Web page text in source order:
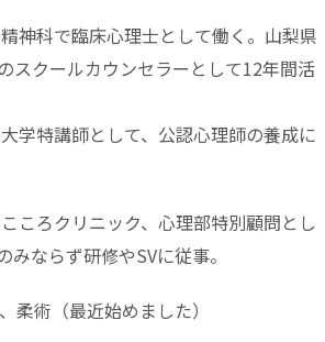
神科で臨床心理士として働く。山梨県
スクールカウンセラーとして12年間活
学特講師として、公認心理師の養成に
ころクリニック、心理部特別顧問とし
ならず研修やSVに従事。
柔術（最近始めました）